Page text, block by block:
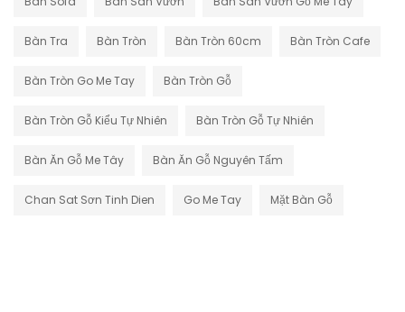
Bàn Tra Bàn Tròn Bàn Tròn 60cm Bàn Tròn Cafe
Bàn Tròn Go Me Tay Bàn Tròn Gỗ
Bàn Tròn Gỗ Kiểu Tự Nhiên Bàn Tròn Gỗ Tự Nhiên
Bàn Ăn Gỗ Me Tây Bàn Ăn Gỗ Nguyên Tấm
Chan Sat Sơn Tinh Dien Go Me Tay Mặt Bàn Gỗ